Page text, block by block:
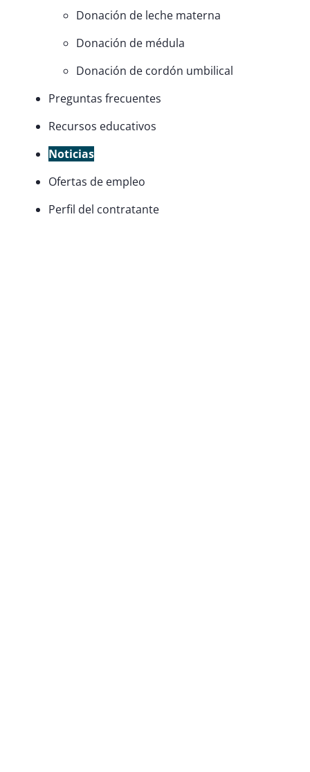
Donación de leche materna
Donación de médula
Donación de cordón umbilical
Preguntas frecuentes
Recursos educativos
Noticias
Ofertas de empleo
Perfil del contratante